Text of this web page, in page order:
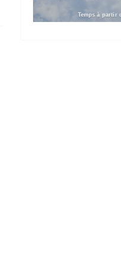
Temps à partir